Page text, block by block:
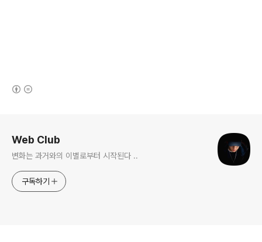
Web Club
변화는 과거와의 이별로부터 시작된다 ..
구독하기